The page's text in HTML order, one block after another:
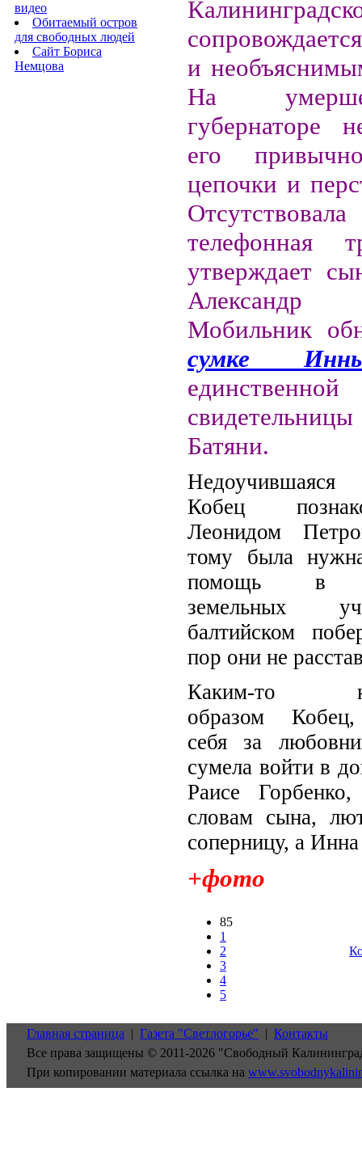
видео
Обитаемый остров
для свободных людей
Сайт Бориса
Немцова
и
На
губернаторе
его
цепочки и
телефонная
утверждает
Александр
Мобильник
сумке
единственной
Батяни.
Кобец
Леонидом
тому была
помощь в
земельных
балтийском
пор они не
Каким-то
образом
себя за
сумела войти в
Раисе
словам сына,
соперницу, а
+фото
85
1
2
3
4
5
Главная страница | Газета "Светлогорье" | Контакты
Все права защищены © 2011-2026 "Свободный
При копировании материала ссылка на